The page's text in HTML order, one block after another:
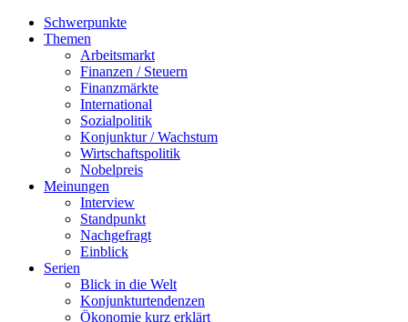
Schwerpunkte
Themen
Arbeitsmarkt
Finanzen / Steuern
Finanzmärkte
International
Sozialpolitik
Konjunktur / Wachstum
Wirtschaftspolitik
Nobelpreis
Meinungen
Interview
Standpunkt
Nachgefragt
Einblick
Serien
Blick in die Welt
Konjunkturtendenzen
Ökonomie kurz erklärt